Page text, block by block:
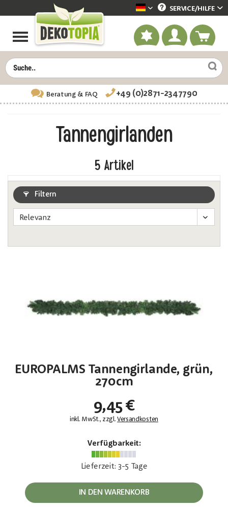
Dekotopia deutsch
SERVICE/HILFE
Beratung& FAQ +49 (0)2871-2347790
Tannengirlanden
5 Artikel
Filtern
EUROPALMS Tannengirlande, grün,
270cm
9,45 €
inkl. MwSt., zzgl.Versandkosten
Verfügbarkeit:
Lieferzeit: 3-5 Tage
IN DEN WARENKORB